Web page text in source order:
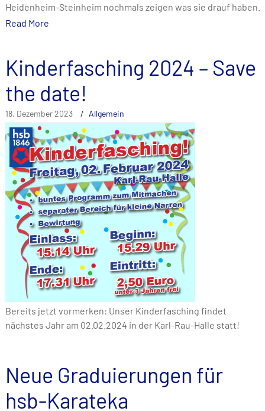
Heidenheim-Steinheim nochmals zeigen was sie drauf haben.
Read More
Kinderfasching 2024 – Save
the date!
18. Dezember 2023 Allgemein
Bereits jetzt vormerken: Unser Kinderfasching findet
nächstes Jahr am 02.02.2024 in der Karl-Rau-Halle statt!
Neue Graduierungen für
hsb-Karateka